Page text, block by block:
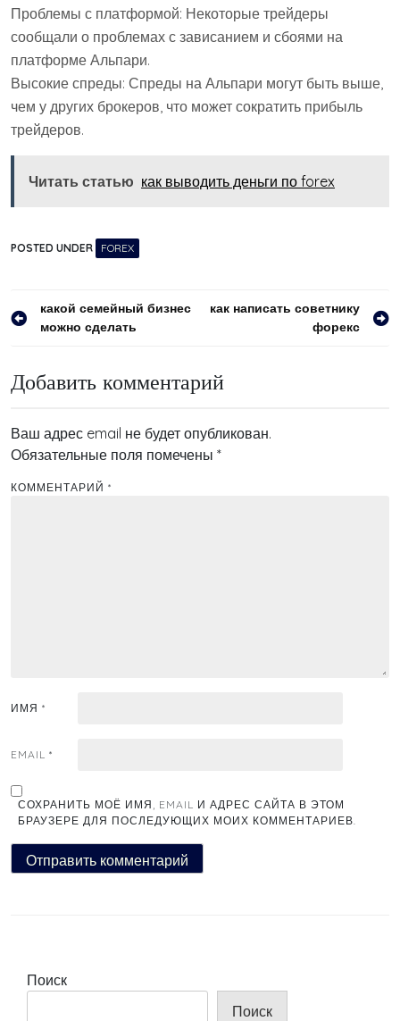
Проблемы с платформой: Некоторые трейдеры
сообщали о проблемах с зависанием и сбоями на
платформе Альпари.
Высокие спреды: Спреды на Альпари могут быть выше,
чем у других брокеров, что может сократить прибыль
трейдеров.
Читать статью как выводить деньги по forex
POSTED UNDER FOREX
Навигация
какой семейный бизнес
можно сделать
как написать советнику
форекс
Добавить комментарий
Ваш адрес email не будет опубликован.
Обязательные поля помечены *
КОММЕНТАРИЙ *
ИМЯ *
EMAIL *
СОХРАНИТЬ МОЁ ИМЯ, EMAIL И АДРЕС САЙТА В ЭТОМ
БРАУЗЕРЕ ДЛЯ ПОСЛЕДУЮЩИХ МОИХ КОММЕНТАРИЕВ.
Поиск
Поиск